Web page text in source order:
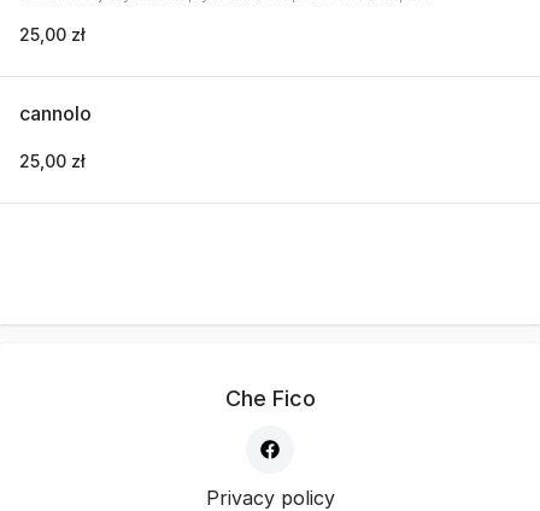
25,00 zł
cannolo
25,00 zł
Che Fico
Privacy policy